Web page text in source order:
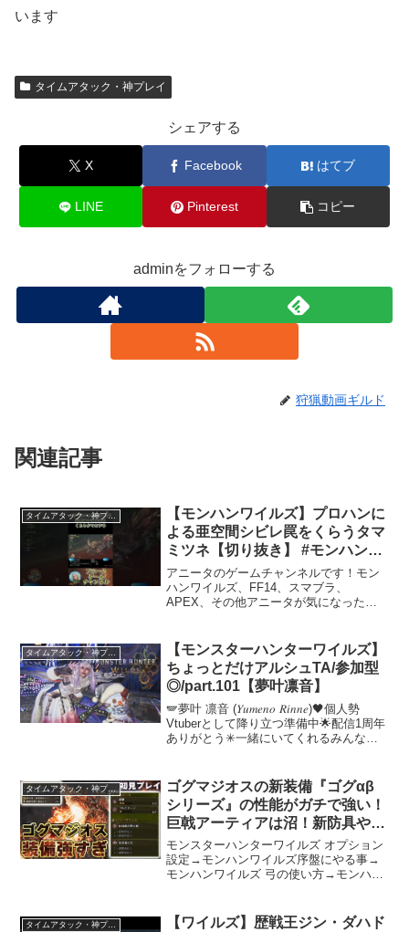
います
タイムアタック・神プレイ
シェアする
X Facebook はてブ
LINE Pinterest コピー
adminをフォローする
狩猟動画ギルド
関連記事
タイムアタック・神プレイ
【モンハンワイルズ】プロハンに
よる亜空間シビレ罠をくらうタマ
ミツネ【切り抜き】 #モンハン#
ゲーム実況 #モンハンワイルズ #
参加型
アニータのゲームチャンネルです！モン
ハンワイルズ、FF14、スマブラ、
APEX、その他アニータが気になったゲ
目指します。どうぞ暖かく見守ってくだ
さい！
タイムアタック・神プレイ
【モンスターハンターワイルズ】
ちょっとだけアルシュTA/参加型
◎/part.101【夢叶凛音】
🪽夢叶 凛音 (𝑌𝑢𝑚𝑒𝑛𝑜 𝑅𝑖𝑛𝑛𝑒)🖤個人勢
Vtuberとして降り立つ準備中🌟配信1周年
ありがとう✳︎一緒にいてくれるみんなの
いします☺️⋆⸜♱⸝‍⋆チャンネル登...
タイムアタック・神プレイ
ゴグマジオスの新装備『ゴグαβ
シリーズ』の性能がガチで強い！
巨戟アーティアは沼！新防具や護
石の強化まとめ！難易度は初見プ
レイでも簡単！新モンスター初見
プレイと新要素まとめ【モンハン
モンスターハンターワイルズ オプション
設定→モンハンワイルズ序盤にやる事→
モンハンワイルズ 弓の使い方→モンハン
Wildsの新情報の解説・攻略・小ネタ...
タイムアタック・神プレイ
【ワイルズ】歴戦王ジン・ダハド